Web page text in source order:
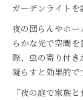
ガーデンライトを
夜の団らんやホ
らかな光で空間
際、虫の寄り付
凝らすと効果的で
「夜の庭で家族